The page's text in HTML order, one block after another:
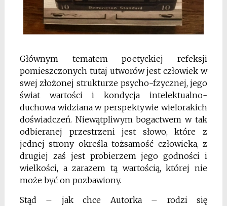
Głównym tematem poetyckiej refeksji
pomieszczonych tutaj utworów jest człowiek w
swej złożonej strukturze psycho-fzycznej, jego
świat wartości i kondycja intelektualno-
duchowa widziana w perspektywie wielorakich
doświadczeń. Niewątpliwym bogactwem w tak
odbieranej przestrzeni jest słowo, które z
jednej strony określa tożsamość człowieka, z
drugiej zaś jest probierzem jego godności i
wielkości, a zarazem tą wartością, której nie
może być on pozbawiony.
Stąd – jak chce Autorka – rodzi się